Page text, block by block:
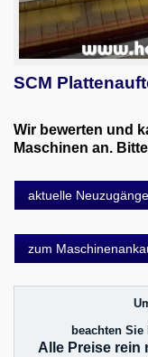
SCM
Wir bewerten und
Maschinen an.
aktuelle Neuzugänge
zum
beachten
Alle Preise rein